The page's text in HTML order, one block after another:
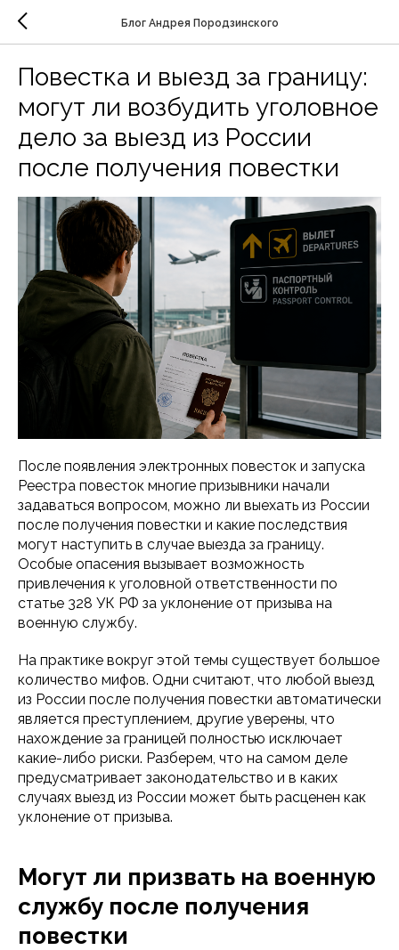
Блог Андрея Породзинского
Повестка и выезд за границу:
могут ли возбудить уголовное
дело за выезд из России
после получения повестки
После появления электронных повесток и запуска
Реестра повесток многие призывники начали
задаваться вопросом, можно ли выехать из России
после получения повестки и какие последствия
могут наступить в случае выезда за границу.
Особые опасения вызывает возможность
привлечения к уголовной ответственности по
статье 328 УК РФ за уклонение от призыва на
военную службу.
На практике вокруг этой темы существует большое
количество мифов. Одни считают, что любой выезд
из России после получения повестки автоматически
является преступлением, другие уверены, что
нахождение за границей полностью исключает
какие-либо риски. Разберем, что на самом деле
предусматривает законодательство и в каких
случаях выезд из России может быть расценен как
уклонение от призыва.
Могут ли призвать на военную
службу после получения
повестки